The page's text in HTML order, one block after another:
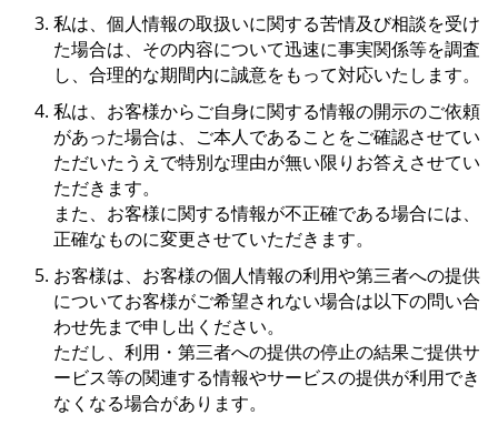
私は、個人情報の取扱いに関する苦情及び相談を受け
た場合は、その内容について迅速に事実関係等を調査
し、合理的な期間内に誠意をもって対応いたします。
私は、お客様からご自身に関する情報の開示のご依頼
があった場合は、ご本人であることをご確認させてい
ただいたうえで特別な理由が無い限りお答えさせてい
ただきます。
また、お客様に関する情報が不正確である場合には、
正確なものに変更させていただきます。
お客様は、お客様の個人情報の利用や第三者への提供
についてお客様がご希望されない場合は以下の問い合
わせ先まで申し出ください。
ただし、利用・第三者への提供の停止の結果ご提供サ
ービス等の関連する情報やサービスの提供が利用でき
なくなる場合があります。